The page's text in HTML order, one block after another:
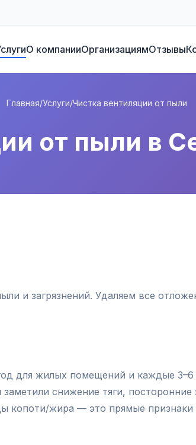
О компанииОрганизациямОтзывы
Главная/Услуги/Чистка вентиляции от пыли
от пыли в
и загрязнений. Удаляем все
для жилых помещений и каждые 3–6
снижение тяги, посторонние
копоти/жира — это прямые признаки